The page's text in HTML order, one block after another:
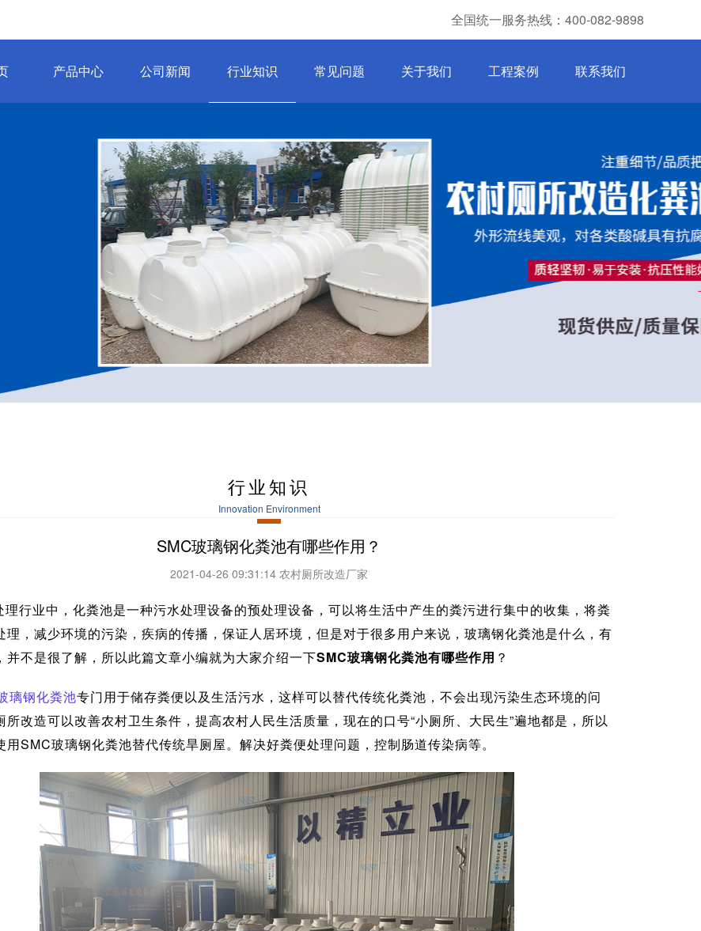
全国统一服务热线：400-082-9898
产品中心 公司新闻 行业知识 常见问题 关于我们 工程案例 联系我们
行业知识
Innovation Environment
SMC玻璃钢化粪池有哪些作用？
2021-04-26 09:31:14 农村厕所改造厂家
理行业中，化粪池是一种污水处理设备的预处理设备，可以将生活中产生的粪污进行集中的收集，将粪
理，减少环境的污染，疾病的传播，保证人居环境，但是对于很多用户来说，玻璃钢化粪池是什么，有
并不是很了解，所以此篇文章小编就为大家介绍一下SMC玻璃钢化粪池有哪些作用 ？
璃钢化粪池专门用于储存粪便以及生活污水，这样可以替代传统化粪池，不会出现污染生态环境的问
所改造可以改善农村卫生条件，提高农村人民生活质量，现在的口号“小厕所、大民生”遍地都是，所以
用SMC玻璃钢化粪池替代传统旱厕屋。解决好粪便处理问题，控制肠道传染病等。